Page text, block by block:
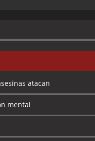
atacan
mental